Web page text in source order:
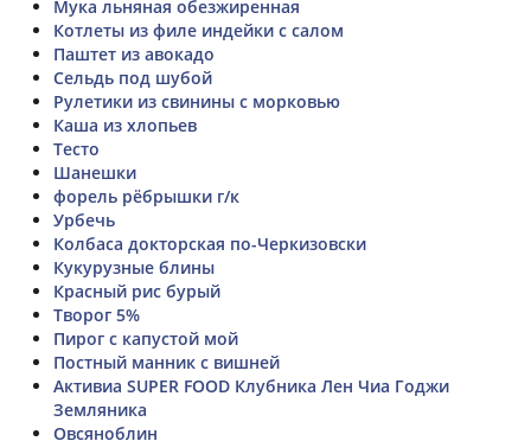
Мука льняная обезжиренная
Котлеты из филе индейки с салом
Паштет из авокадо
Сельдь под шубой
Рулетики из свинины с морковью
Каша из хлопьев
Тесто
Шанешки
форель рёбрышки г/к
Урбечь
Колбаса докторская по-Черкизовски
Кукурузные блины
Красный рис бурый
Творог 5%
Пирог с капустой мой
Постный манник с вишней
Активиа SUPER FOOD Клубника Лен Чиа Годжи
Земляника
Овсяноблин